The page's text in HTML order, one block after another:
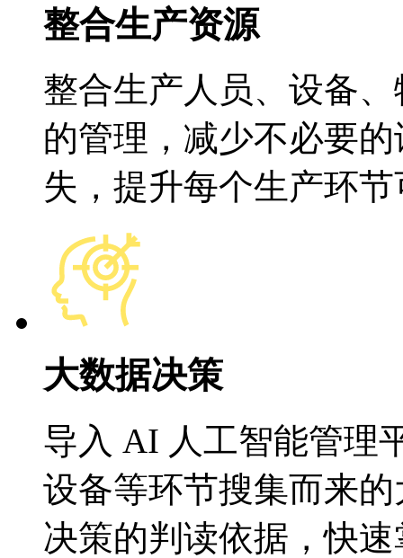
整合生产资源
整合生产人员、设备
的管理，减少不必要
失，提升每个生产环
大数据决策
导入 AI 人工智能管理
设备等环节搜集而来
决策的判读依据，快